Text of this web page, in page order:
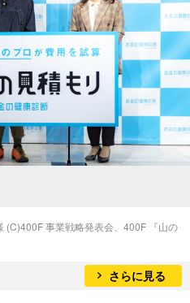
(C)400F 事業戦略発表会、400F 『山の
さらに見る